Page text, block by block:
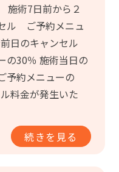
施術7日前から２
ル ご予約メニュ
日のキャンセル
の30％ 施術当日の
約メニューの
料金が発生いた
続きを見る